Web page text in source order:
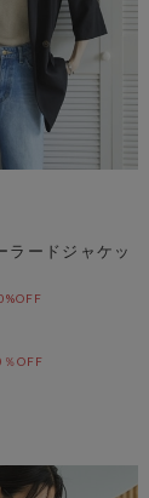
ラードジャケッ
OFF